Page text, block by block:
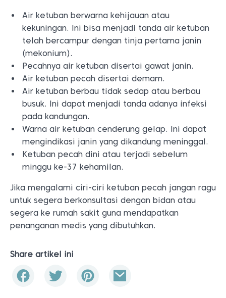
Air ketuban berwarna kehijauan atau
kekuningan. Ini bisa menjadi tanda air ketuban
telah bercampur dengan tinja pertama janin
(mekonium).
Pecahnya air ketuban disertai gawat janin.
Air ketuban pecah disertai demam.
Air ketuban berbau tidak sedap atau berbau
busuk. Ini dapat menjadi tanda adanya infeksi
pada kandungan.
Warna air ketuban cenderung gelap. Ini dapat
mengindikasi janin yang dikandung meninggal.
Ketuban pecah dini atau terjadi sebelum
minggu ke-37 kehamilan.
Jika mengalami ciri-ciri ketuban pecah jangan ragu
untuk segera berkonsultasi dengan bidan atau
segera ke rumah sakit guna mendapatkan
penanganan medis yang dibutuhkan.
Share artikel ini